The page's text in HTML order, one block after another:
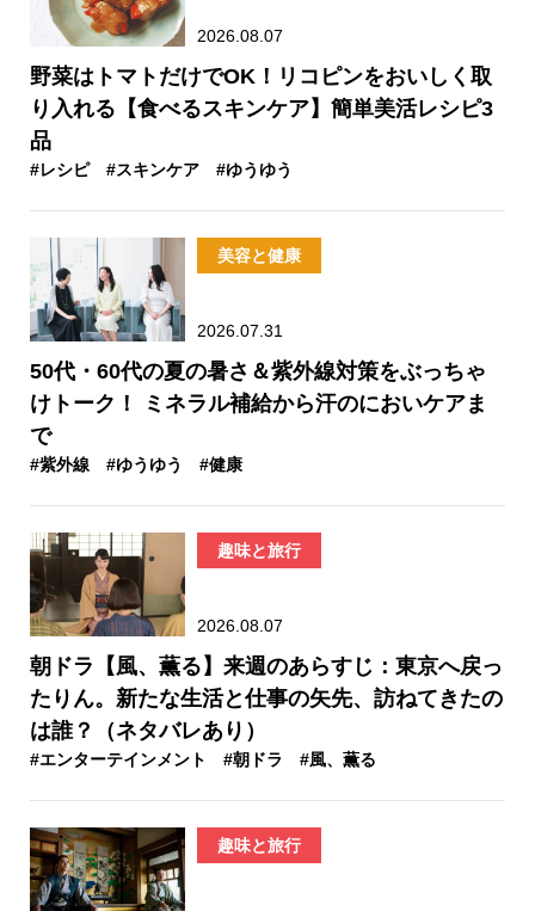
2026.08.07
野菜はトマトだけでOK！リコピンをおいしく取
り入れる【食べるスキンケア】簡単美活レシピ3
品
#レシピ #スキンケア #ゆうゆう
美容と健康
2026.07.31
50代・60代の夏の暑さ＆紫外線対策をぶっちゃ
けトーク！ ミネラル補給から汗のにおいケアま
で
#紫外線 #ゆうゆう #健康
趣味と旅行
2026.08.07
朝ドラ【風、薫る】来週のあらすじ：東京へ戻っ
たりん。新たな生活と仕事の矢先、訪ねてきたの
は誰？（ネタバレあり）
#エンターテインメント #朝ドラ #風、薫る
趣味と旅行